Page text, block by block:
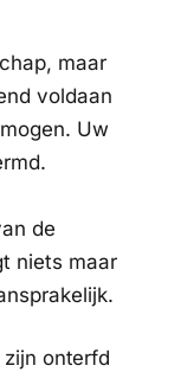
maar
voldaan
Uw
de
niets maar
onterfd